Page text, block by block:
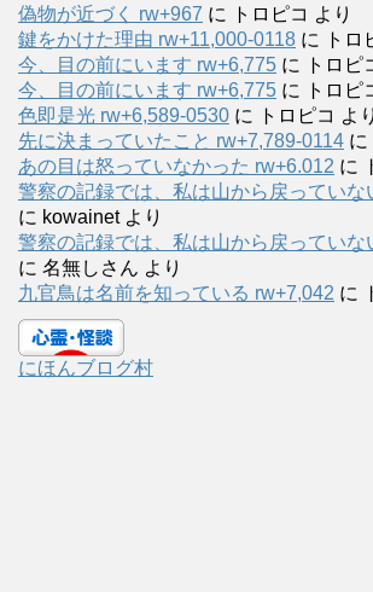
偽物が近づく rw+967 に トロピコ より
鍵をかけた理由 rw+11,000-0118 に トロ
今、目の前にいます rw+6,775 に トロピ
今、目の前にいます rw+6,775 に トロピ
色即是光 rw+6,589-0530 に トロピコ より
先に決まっていたこと rw+7,789-0114 に
あの目は怒っていなかった rw+6.012 に
警察の記録では、私は山から戻っていな
に kowainetより
警察の記録では、私は山から戻っていな
に 名無しさん より
九官鳥は名前を知っている rw+7,042 に
にほんブログ村